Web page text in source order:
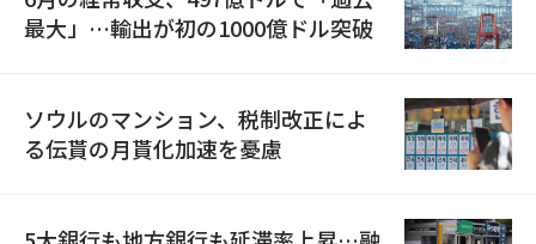
最大」…輸出が初の1000億ドル突破
ソウルのマンション、税制改正によ
る伝貰の月貰化加速を憂慮